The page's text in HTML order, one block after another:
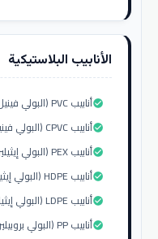
الأنابيب البلاستيكية
أنابيب PVC (البولي فينيل كلوريد)check_circle
أنابيب CPVC (البولي فينيل كلوريد المعالج بالكلور)check_circle
أنابيب PEX (البولي إيثيلين المتشابك)check_circle
أنابيب HDPE (البولي إيثيلين عالي الكثافة)check_circle
أنابيب LDPE (البولي إيثيلين منخفض الكثافة)check_circle
أنابيب PP (البولي بروبيلين)check_circle